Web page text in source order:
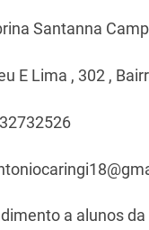
Santanna
E Lima , 302 ,
a alunos